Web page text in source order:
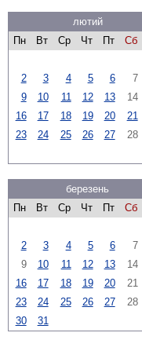
лютий
Пн
Вт Ср Чт Пт Сб
2
3 4 5 6 7
9
10 11 12 13 14
16
17 18 19 20 21
23
24 25 26 27 28
березень
Пн
Вт Ср Чт Пт Сб
2
3 4 5 6 7
9
10 11 12 13 14
16
17 18 19 20 21
23
24 25 26 27 28
30
31